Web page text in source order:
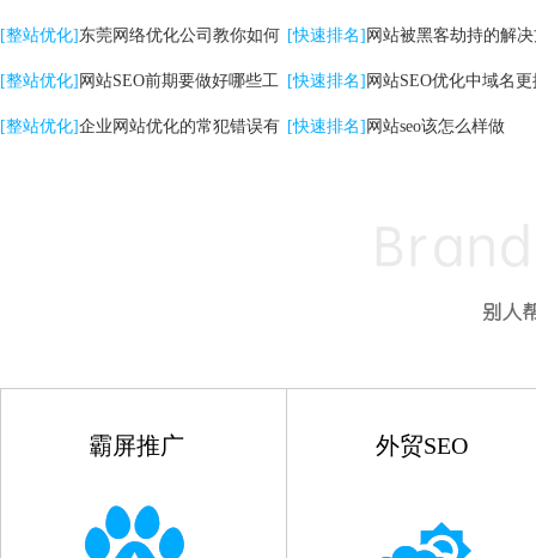
关键词|自然排名优化
[整站优化] 东莞网络优化公司教你如何
提升网站转化率
[整站优化] 网站SEO前期要做好哪些工
作
[整站优化]企业网站优化的常犯错误有
高的影响
[快速排名] 网站被黑客劫持的解
[快速排名] 网站SEO优化中域名
点
[快速排名] 网站seo该怎么样做
霸屏推广 外贸SEO